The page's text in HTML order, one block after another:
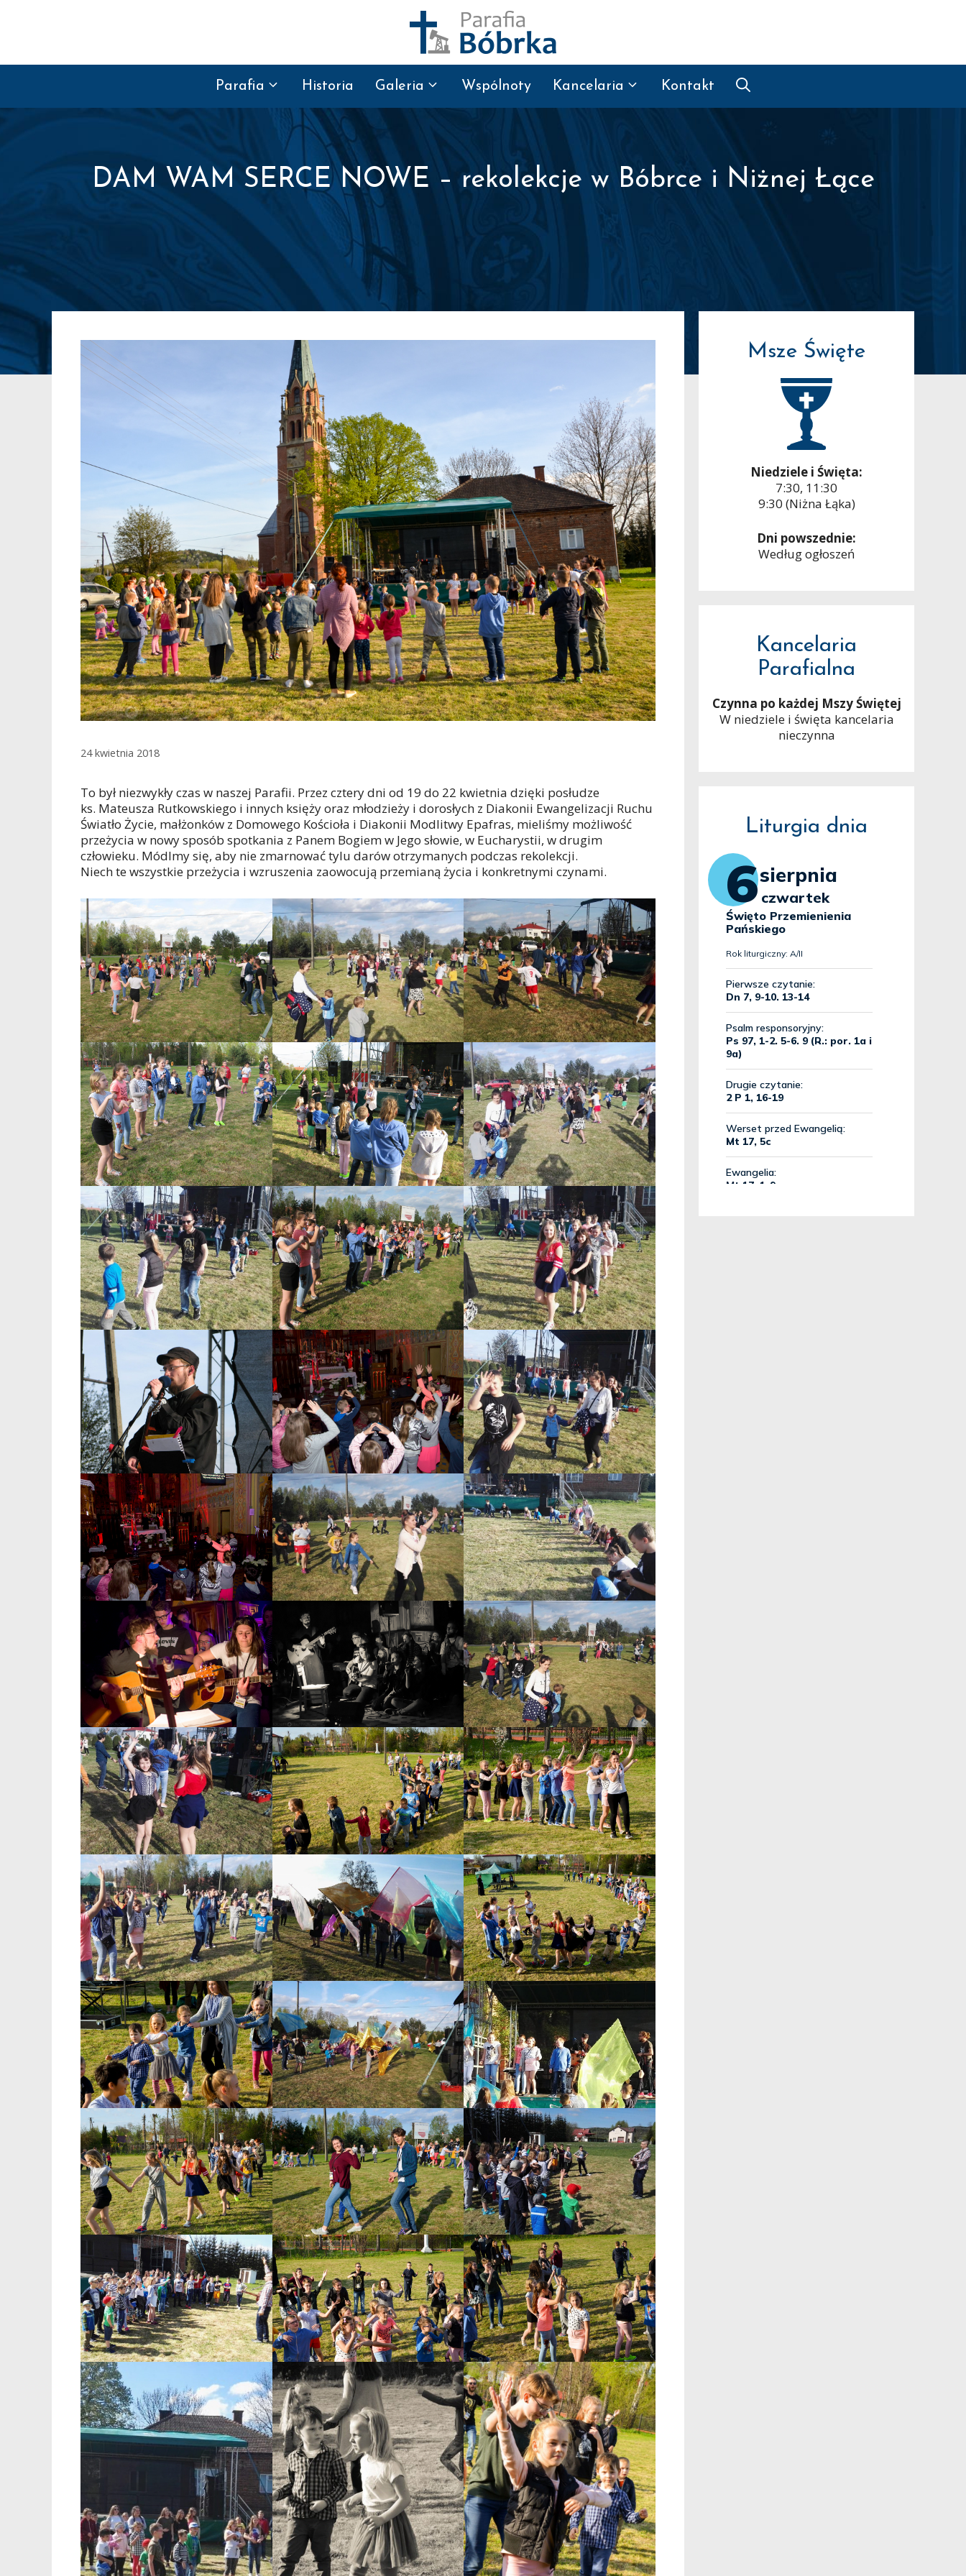
Parafia Historia Galeria Wspólnoty Kancelaria Kontakt
DAM WAM SERCE NOWE – rekolekcje w Bóbrce i Niżnej Łące
24 kwietnia 2018
To był niezwykły czas w naszej Parafii. Przez cztery dni od 19 do 22 kwietnia dzięki posłudze
ks. Mateusza Rutkowskiego i innych księży oraz młodzieży i dorosłych z Diakonii Ewangelizacji Ruchu
Światło Życie, małżonków z Domowego Kościoła i Diakonii Modlitwy Epafras, mieliśmy możliwość
przeżycia w nowy sposób spotkania z Panem Bogiem w Jego słowie, w Eucharystii, w drugim
człowieku. Módlmy się, aby nie zmarnować tylu darów otrzymanych podczas rekolekcji.
Niech te wszystkie przeżycia i wzruszenia zaowocują przemianą życia i konkretnymi czynami.
Msze Święte
Niedziele i Święta:
7:30, 11:30
9:30 (Niżna Łąka)
Dni powszednie:
Według ogłoszeń
Kancelaria
Parafialna
Czynna po każdej Mszy Świętej
W niedziele i święta kancelaria
nieczynna
Liturgia dnia